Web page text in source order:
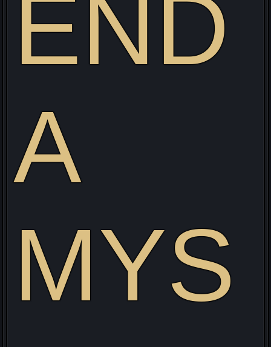
END
A
MYS